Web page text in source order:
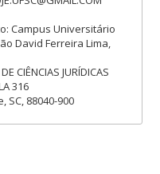
Campus Universitário
David Ferreira Lima,
CIÊNCIAS JURÍDICAS
316
SC, 88040-900